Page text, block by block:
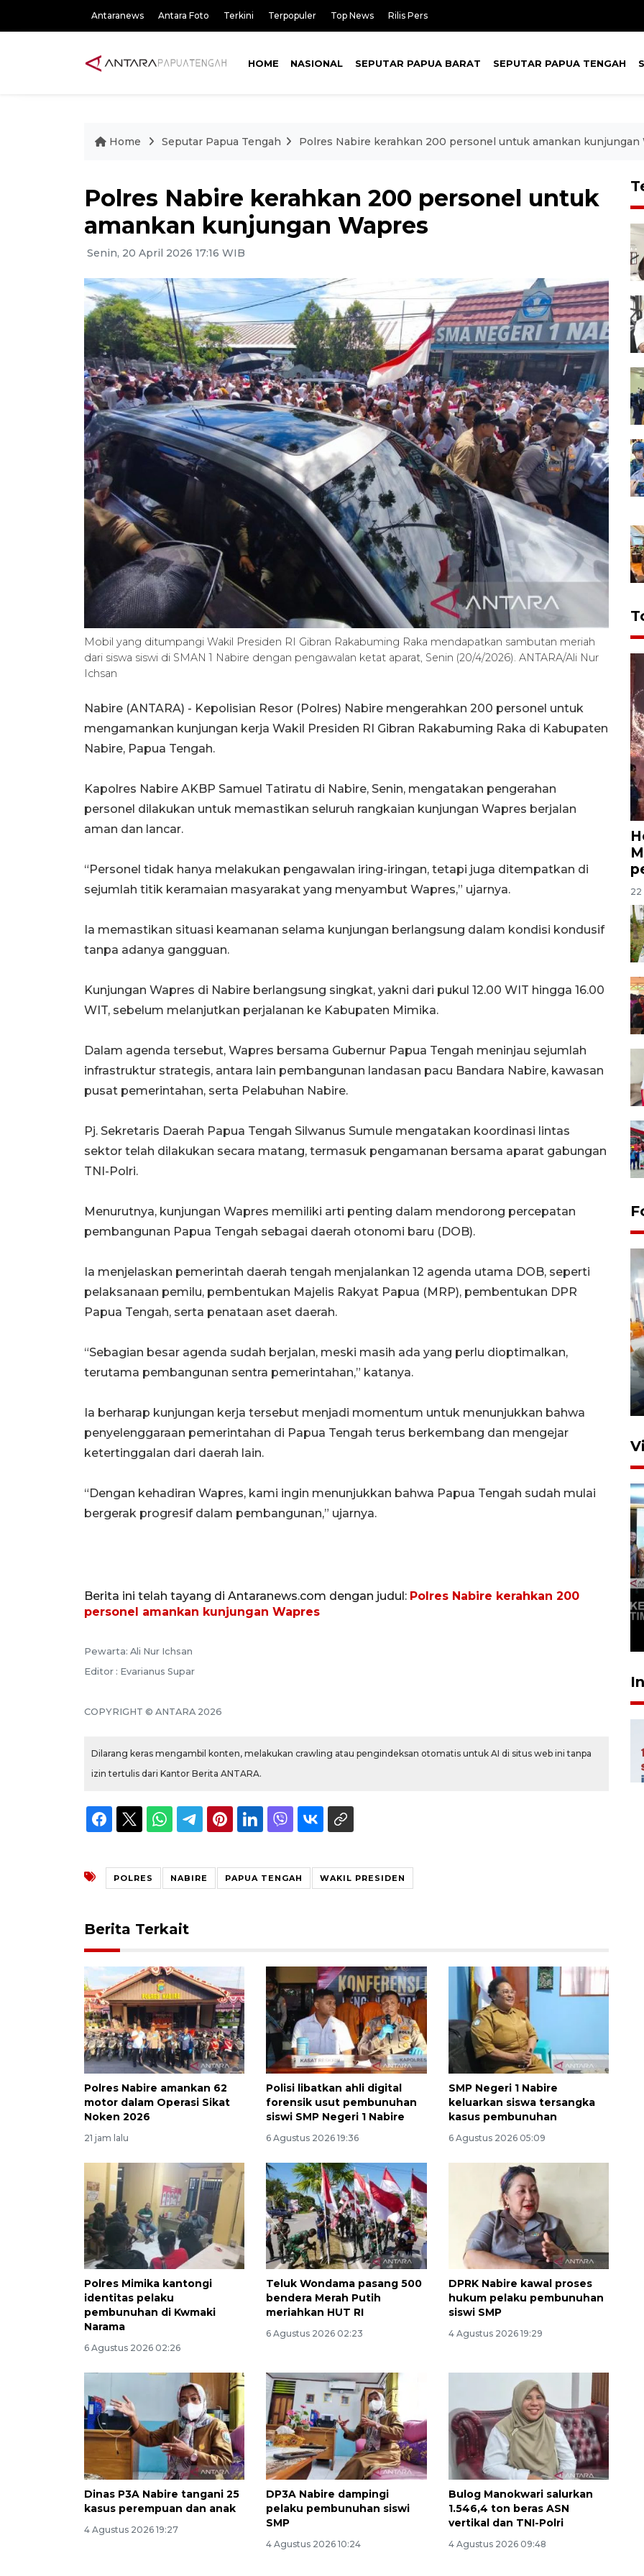
Antaranews Antara Foto Terkini Terpopuler Top News Rilis Pers
HOME NASIONAL SEPUTAR PAPUA BARAT SEPUTAR PAPUA TENGAH
Home Seputar Papua Tengah Polres Nabire kerahkan 200 personel untuk amankan kunjungan
Polres Nabire kerahkan 200 personel untuk
amankan kunjungan Wapres
Senin, 20 April 2026 17:16 WIB
Mobil yang ditumpangi Wakil Presiden RI Gibran Rakabuming Raka mendapatkan sambutan meriah
dari siswa siswi di SMAN 1 Nabire dengan pengawalan ketat aparat, Senin (20/4/2026). ANTARA/Ali Nur
Ichsan
Nabire (ANTARA) - Kepolisian Resor (Polres) Nabire mengerahkan 200 personel untuk
mengamankan kunjungan kerja Wakil Presiden RI Gibran Rakabuming Raka di Kabupaten
Nabire, Papua Tengah.
Kapolres Nabire AKBP Samuel Tatiratu di Nabire, Senin, mengatakan pengerahan
personel dilakukan untuk memastikan seluruh rangkaian kunjungan Wapres berjalan
aman dan lancar.
“Personel tidak hanya melakukan pengawalan iring-iringan, tetapi juga ditempatkan di
sejumlah titik keramaian masyarakat yang menyambut Wapres,” ujarnya.
Ia memastikan situasi keamanan selama kunjungan berlangsung dalam kondisi kondusif
tanpa adanya gangguan.
Kunjungan Wapres di Nabire berlangsung singkat, yakni dari pukul 12.00 WIT hingga 16.00
WIT, sebelum melanjutkan perjalanan ke Kabupaten Mimika.
Dalam agenda tersebut, Wapres bersama Gubernur Papua Tengah meninjau sejumlah
infrastruktur strategis, antara lain pembangunan landasan pacu Bandara Nabire, kawasan
pusat pemerintahan, serta Pelabuhan Nabire.
Pj. Sekretaris Daerah Papua Tengah Silwanus Sumule mengatakan koordinasi lintas
sektor telah dilakukan secara matang, termasuk pengamanan bersama aparat gabungan
TNI-Polri.
Menurutnya, kunjungan Wapres memiliki arti penting dalam mendorong percepatan
pembangunan Papua Tengah sebagai daerah otonomi baru (DOB).
Ia menjelaskan pemerintah daerah tengah menjalankan 12 agenda utama DOB, seperti
pelaksanaan pemilu, pembentukan Majelis Rakyat Papua (MRP), pembentukan DPR
Papua Tengah, serta penataan aset daerah.
“Sebagian besar agenda sudah berjalan, meski masih ada yang perlu dioptimalkan,
terutama pembangunan sentra pemerintahan,” katanya.
Ia berharap kunjungan kerja tersebut menjadi momentum untuk menunjukkan bahwa
penyelenggaraan pemerintahan di Papua Tengah terus berkembang dan mengejar
ketertinggalan dari daerah lain.
“Dengan kehadiran Wapres, kami ingin menunjukkan bahwa Papua Tengah sudah mulai
bergerak progresif dalam pembangunan,” ujarnya.
Berita ini telah tayang di Antaranews.com dengan judul: Polres Nabire kerahkan 200
personel amankan kunjungan Wapres
Pewarta: Ali Nur Ichsan
Editor : Evarianus Supar
COPYRIGHT © ANTARA 2026
Dilarang keras mengambil konten, melakukan crawling atau pengindeksan otomatis untuk AI di situs web ini tanpa
izin tertulis dari Kantor Berita ANTARA.
POLRES NABIRE PAPUA TENGAH WAKIL PRESIDEN
Berita Terkait
Polres Nabire amankan 62
motor dalam Operasi Sikat
Noken 2026
21 jam lalu
Polisi libatkan ahli digital
forensik usut pembunuhan
siswi SMP Negeri 1 Nabire
6 Agustus 2026 19:36
SMP Negeri 1 Nabire
keluarkan siswa tersangka
kasus pembunuhan
6 Agustus 2026 05:09
Polres Mimika kantongi
identitas pelaku
pembunuhan di Kwmaki
Narama
6 Agustus 2026 02:26
Teluk Wondama pasang 500
bendera Merah Putih
meriahkan HUT RI
6 Agustus 2026 02:23
DPRK Nabire kawal proses
hukum pelaku pembunuhan
siswi SMP
4 Agustus 2026 19:29
Dinas P3A Nabire tangani 25
kasus perempuan dan anak
4 Agustus 2026 19:27
DP3A Nabire dampingi
pelaku pembunuhan siswi
SMP
4 Agustus 2026 10:24
Bulog Manokwari salurkan
1.546,4 ton beras ASN
vertikal dan TNI-Polri
4 Agustus 2026 09:48
22
Mewujudkan damai di Kwamki
Narama
"CAR FREE DAY" SETIAP
Ekonomi triwulan II-2026
tumbuh 5,29 persen
2026-08-06 18:45:00